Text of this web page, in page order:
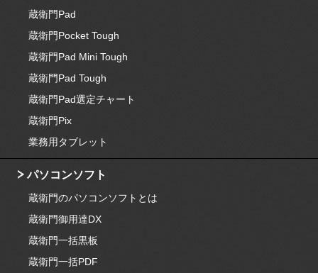
蔵衛門Pad
蔵衛門Pocket Tough
蔵衛門Pad Mini Tough
蔵衛門Pad Tough
蔵衛門Pad選定チャート
蔵衛門Pix
業務用タブレット
パソコンソフト
蔵衛門のパソコンソフトとは
蔵衛門御用達DX
蔵衛門一括黒板
蔵衛門一括PDF